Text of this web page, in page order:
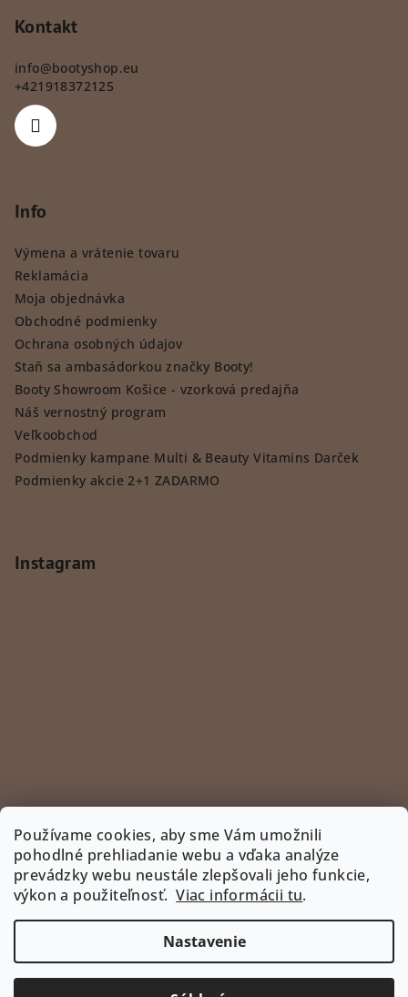
Používame cookies, aby sme Vám umožnili
pohodlné prehliadanie webu a vďaka analýze
prevádzky webu neustále zlepšovali jeho funkcie,
výkon a použiteľnosť.Viac informácii tu.
Nastavenie
Kontakt
info@bootyshop.eu
+421918372125
Info
Výmena a vrátenie tovaru
Reklamácia
Moja objednávka
Obchodné podmienky
Ochrana osobných údajov
Staň sa ambasádorkou značky Booty!
Booty Showroom Košice - vzorková predajňa
Náš vernostný program
Veľkoobchod
Podmienky kampane Multi & Beauty Vitamins Darček
Podmienky akcie 2+1 ZADARMO
Instagram
Sledovať na Instagrame
INSTAGRAM